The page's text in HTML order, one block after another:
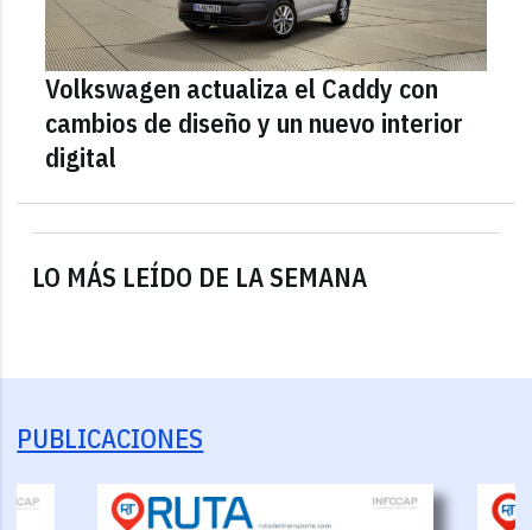
LO MÁS LEÍDO DE LA SEMANA
Volkswagen actualiza el Caddy con
cambios de diseño y un nuevo interior
digital
PUBLICACIONES